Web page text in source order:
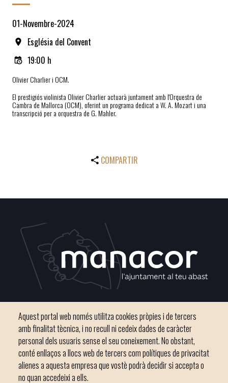
01-Novembre-2024
Església del Convent
19:00 h
Olivier Charlier i OCM.
El prestigiós violinista Olivier Charlier actuarà juntament amb l'Orquestra de
Cambra de Mallorca (OCM), oferint un programa dedicat a W. A. Mozart i una
transcripció per a orquestra de G. Mahler.
COMPARTIR
Telèfon 971 84 91 00 - CIF: P0703300D
Aquest portal web només utilitza cookies pròpies i de tercers
amb finalitat tècnica, i no recull ni cedeix dades de caràcter
personal dels usuaris sense el seu coneixement. No obstant,
conté enllaços a llocs web de tercers com polítiques de privacitat
alienes a aquesta empresa que vostè podrà decidir si accepta o
no quan accedeixi a ells.